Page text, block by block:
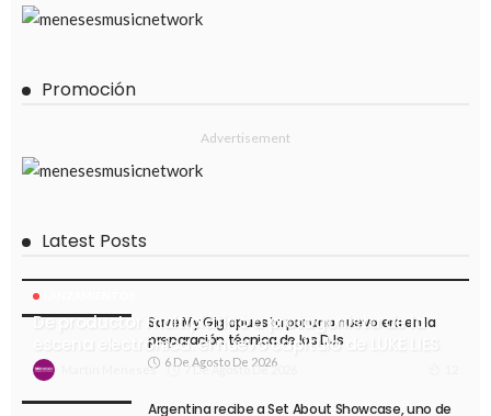
Promoción
Advertisement
Latest Posts
De productor multiplatino a protagonista de la
escena electrónica: el nuevo capítulo de LUKE LIES
Martin Meneses 7 De Agosto De 2026
Save My Gig apuesta por una nueva era en la
preparación técnica de los DJs
6 De Agosto De 2026
Argentina recibe a Set About Showcase, uno de